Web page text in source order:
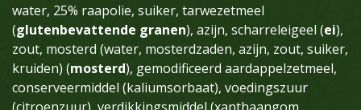
water, 25% raapolie, suiker, tarwezetmeel
(glutenbevattende granen), azijn, scharreleigeel (ei),
zout, mosterd (water, mosterdzaden, azijn, zout, suiker,
kruiden) (mosterd), gemodificeerd aardappelzetmeel,
conserveermiddel (kaliumsorbaat), voedingszuur
(citroenzuur), verdikkingsmiddel (xanthaangom,